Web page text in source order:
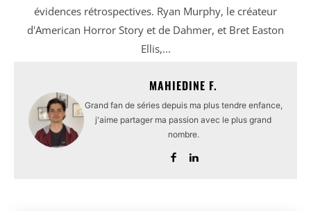
évidences rétrospectives. Ryan Murphy, le créateur
d'American Horror Story et de Dahmer, et Bret Easton
Ellis,...
MAHIEDINE F.
Grand fan de séries depuis ma plus tendre enfance,
j'aime partager ma passion avec le plus grand
nombre.